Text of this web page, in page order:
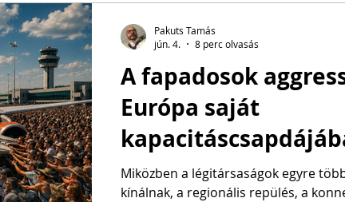
360°
Közösségi közlekedés FENNTARTHATÓSÁG
A fapadosok
Európa saját
bele
Miközben a légitársaságok egyre
kínálnak, a regionális repülés, a
Pakuts Tamás
jún. 4.
8 perc olvasás